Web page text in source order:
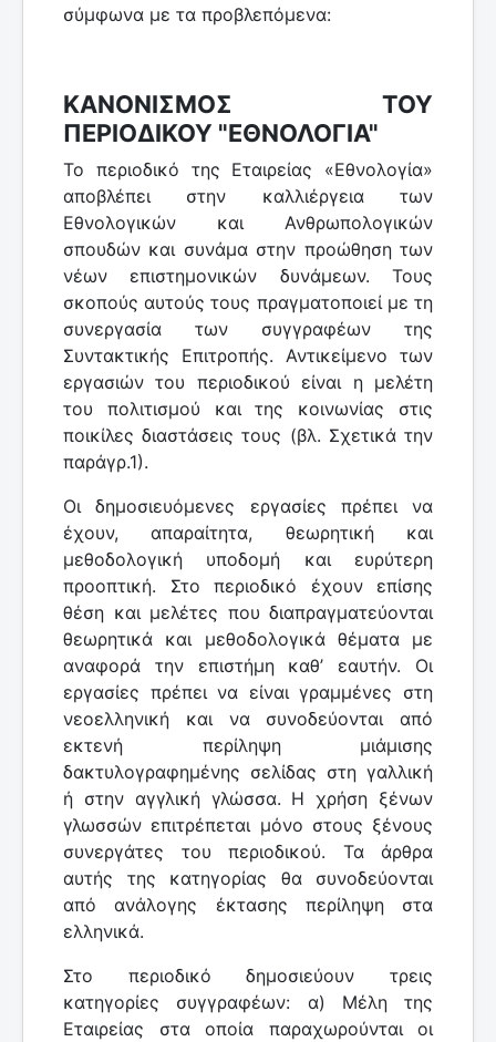
σύμφωνα με τα προβλεπόμενα:
ΚΑΝΟΝΙΣΜΟΣ ΤΟΥ
ΠΕΡΙΟΔΙΚΟΥ "ΕΘΝΟΛΟΓΙΑ"
Το περιοδικό της Εταιρείας «Εθνολογία»
αποβλέπει στην καλλιέργεια των
Εθνολογικών και Ανθρωπολογικών
σπουδών και συνάμα στην προώθηση των
νέων επιστημονικών δυνάμεων. Τους
σκοπούς αυτούς τους πραγματοποιεί με τη
συνεργασία των συγγραφέων της
Συντακτικής Επιτροπής. Αντικείμενο των
εργασιών του περιοδικού είναι η μελέτη
του πολιτισμού και της κοινωνίας στις
ποικίλες διαστάσεις τους (βλ. Σχετικά την
παράγρ.1).
Οι δημοσιευόμενες εργασίες πρέπει να
έχουν, απαραίτητα, θεωρητική και
μεθοδολογική υποδομή και ευρύτερη
προοπτική. Στο περιοδικό έχουν επίσης
θέση και μελέτες που διαπραγματεύονται
θεωρητικά και μεθοδολογικά θέματα με
αναφορά την επιστήμη καθ’ εαυτήν. Οι
εργασίες πρέπει να είναι γραμμένες στη
νεοελληνική και να συνοδεύονται από
εκτενή περίληψη μιάμισης
δακτυλογραφημένης σελίδας στη γαλλική
ή στην αγγλική γλώσσα. Η χρήση ξένων
γλωσσών επιτρέπεται μόνο στους ξένους
συνεργάτες του περιοδικού. Τα άρθρα
αυτής της κατηγορίας θα συνοδεύονται
από ανάλογης έκτασης περίληψη στα
ελληνικά.
Στο περιοδικό δημοσιεύουν τρεις
κατηγορίες συγγραφέων: α) Μέλη της
Εταιρείας στα οποία παραχωρούνται οι